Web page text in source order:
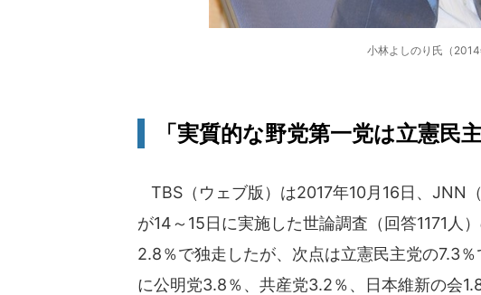
小林よしのり氏（2014
「実質的な野党第一党は立憲民
TBS（ウェブ版）は2017年10月16日、JNN
が14～15日に実施した世論調査（回答1171人
2.8％で独走したが、次点は立憲民主党の7.3
に公明党3.8％、共産党3.2％、日本維新の会